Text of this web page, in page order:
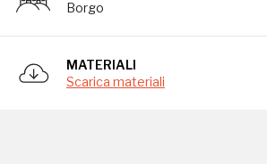
Borgo
MATERIALI
Scarica materiali
Via Aemilia, fatta costruire nel 109
Scauro, per collegare Acqui con
proprio nome ad una nobile famiglia
"gens Naevia" o "Naevii", della quale